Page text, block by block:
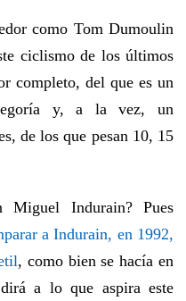
como Tom Dumoulin
ciclismo de los últimos
completo, del que es un
y, a la vez, un
de los que pesan 10, 15
Miguel Indurain? Pues
a Indurain, en 1992,
, como bien se hacía en
a lo que aspira este